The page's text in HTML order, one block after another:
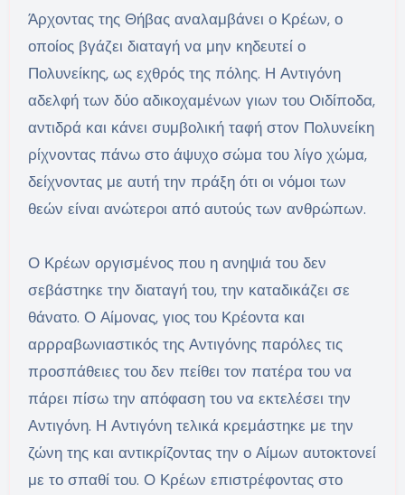
Άρχοντας της Θήβας αναλαμβάνει ο Κρέων, ο
οποίος βγάζει διαταγή να μην κηδευτεί ο
Πολυνείκης, ως εχθρός της πόλης. Η Αντιγόνη
αδελφή των δύο αδικοχαμένων γιων του Οιδίποδα,
αντιδρά και κάνει συμβολική ταφή στον Πολυνείκη
ρίχνοντας πάνω στο άψυχο σώμα του λίγο χώμα,
δείχνοντας με αυτή την πράξη ότι οι νόμοι των
θεών είναι ανώτεροι από αυτούς των ανθρώπων.
Ο Κρέων οργισμένος που η ανηψιά του δεν
σεβάστηκε την διαταγή του, την καταδικάζει σε
θάνατο. Ο Αίμονας, γιος του Κρέοντα και
αρρραβωνιαστικός της Αντιγόνης παρόλες τις
προσπάθειες του δεν πείθει τον πατέρα του να
πάρει πίσω την απόφαση του να εκτελέσει την
Αντιγόνη. Η Αντιγόνη τελικά κρεμάστηκε με την
ζώνη της και αντικρίζοντας την ο Αίμων αυτοκτονεί
με το σπαθί του. Ο Κρέων επιστρέφοντας στο